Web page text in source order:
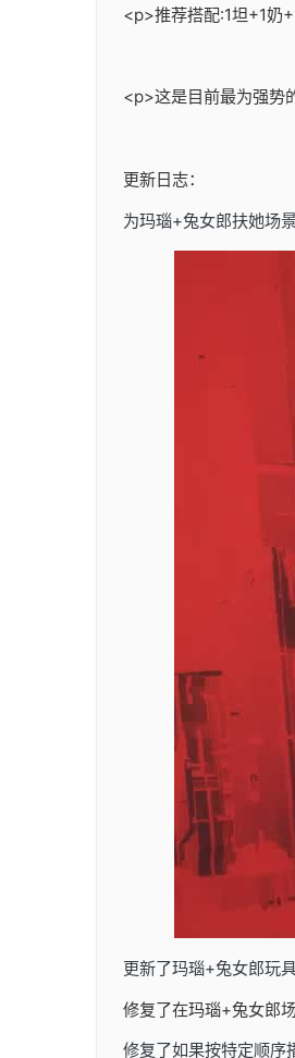
<p>推荐搭配:1坦+1奶
<p>这是目前最为强势
更新日志：
为玛瑙+兔女郎扶她场
更新了玛瑙+兔女郎玩
修复了在玛瑙+兔女郎
修复了如果按特定顺序